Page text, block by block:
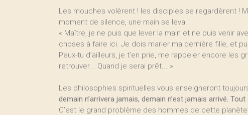
Les mouches volèrent ! les disciples se regardèrent !
moment de silence, une main se leva.
« Maître, je ne puis que lever la main et ne puis venir
choses à faire ici. Je dois marier ma dernière fille, et
Peux-tu d’ailleurs, je t’en prie, me rappeler encore les
retrouver... Quand je serai prêt... »
Les philosophies spirituelles vous enseigneront
demain n’arrivera jamais, demain n’est jamais arrivé. Tout
C’est le grand problème des hommes de cette